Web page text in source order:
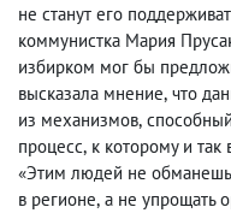
не станут его
коммунистка Мария
избирком мог бы
высказала мнение, что
из механизмов,
процесс, к которому и так
«Этим людей не
в регионе, а не упрощать